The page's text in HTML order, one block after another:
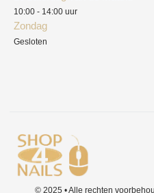
10:00 - 14:00 uur
Zondag
Gesloten
© 2025 • Alle rechten